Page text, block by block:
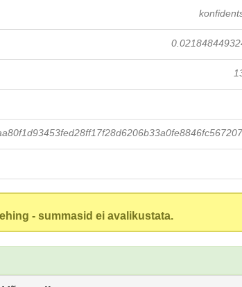
- summasid ei avalikustata.